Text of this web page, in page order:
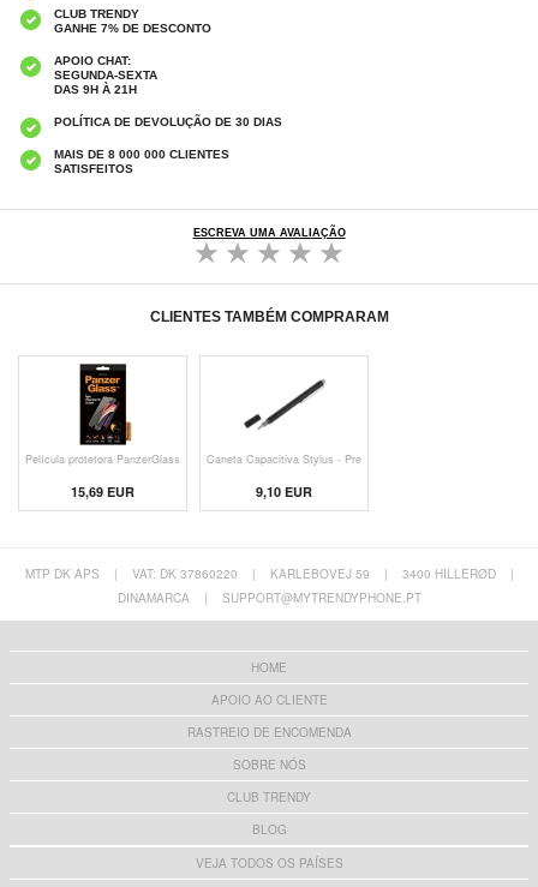
CLUB TRENDY
GANHE 7% DE DESCONTO
APOIO CHAT:
SEGUNDA-SEXTA
DAS 9H À 21H
POLÍTICA DE DEVOLUÇÃO DE 30 DIAS
MAIS DE 8 000 000 CLIENTES
SATISFEITOS
ESCREVA UMA AVALIAÇÃO
CLIENTES TAMBÉM COMPRARAM
Película protetora PanzerGlass
15,69 EUR
Caneta Capacitiva Stylus - Pre
9,10 EUR
MTP DK APS | VAT: DK 37860220 | KARLEBOVEJ 59 | 3400 HILLERØD
|
DINAMARCA
| SUPPORT@MYTRENDYPHONE.PT
HOME
APOIO AO CLIENTE
RASTREIO DE ENCOMENDA
SOBRE NÓS
CLUB TRENDY
BLOG
VEJA TODOS OS PAÍSES